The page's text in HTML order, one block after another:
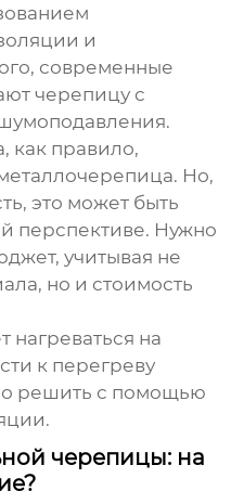
и
современные
черепицу с
как правило,
Но,
это может быть
перспективе. Нужно
учитывая не
но и стоимость
нагреваться на
к перегреву
решить с помощью
черепицы: на